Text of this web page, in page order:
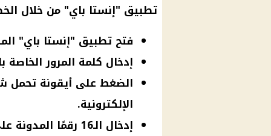
تطبيق "إنستا باي" من خلال
فتح تطبيق "إنستا باي"
إدخال كلمة المرور الخاصة
الضغط على أيقونة تحمل
الإلكترونية.
إدخال الـ16 رقمًا المدونة على كارت الفيزا البنكي للمستلم.